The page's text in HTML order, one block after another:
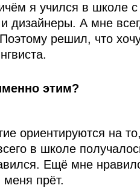
я учился в школе
дизайнеры. А мне
решил, что
этим?
ориентируются на
в школе
Ещё мне
прёт.